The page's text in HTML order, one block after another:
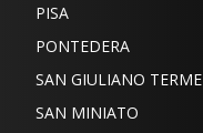
PISA
PONTEDERA
SAN GIULIANO TERME
SAN MINIATO